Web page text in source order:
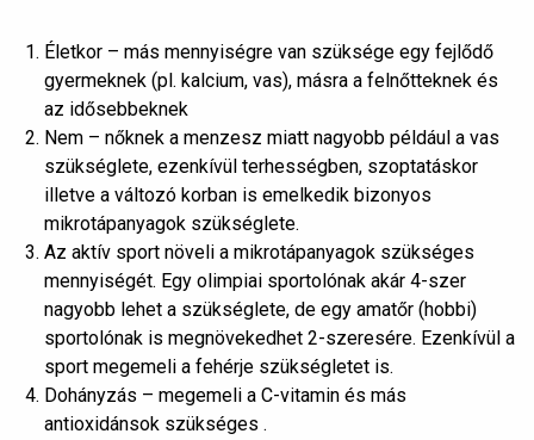
Életkor – más mennyiségre van szüksége egy fejlődő
gyermeknek (pl. kalcium, vas), másra a felnőtteknek és
az idősebbeknek
Nem – nőknek a menzesz miatt nagyobb például a vas
szükséglete, ezenkívül terhességben, szoptatáskor
illetve a változó korban is emelkedik bizonyos
mikrotápanyagok szükséglete.
Az aktív sport növeli a mikrotápanyagok szükséges
mennyiségét. Egy olimpiai sportolónak akár 4-szer
nagyobb lehet a szükséglete, de egy amatőr (hobbi)
sportolónak is megnövekedhet 2-szeresére. Ezenkívül a
sport megemeli a fehérje szükségletet is.
Dohányzás – megemeli a C-vitamin és más
antioxidánsok szükséges .